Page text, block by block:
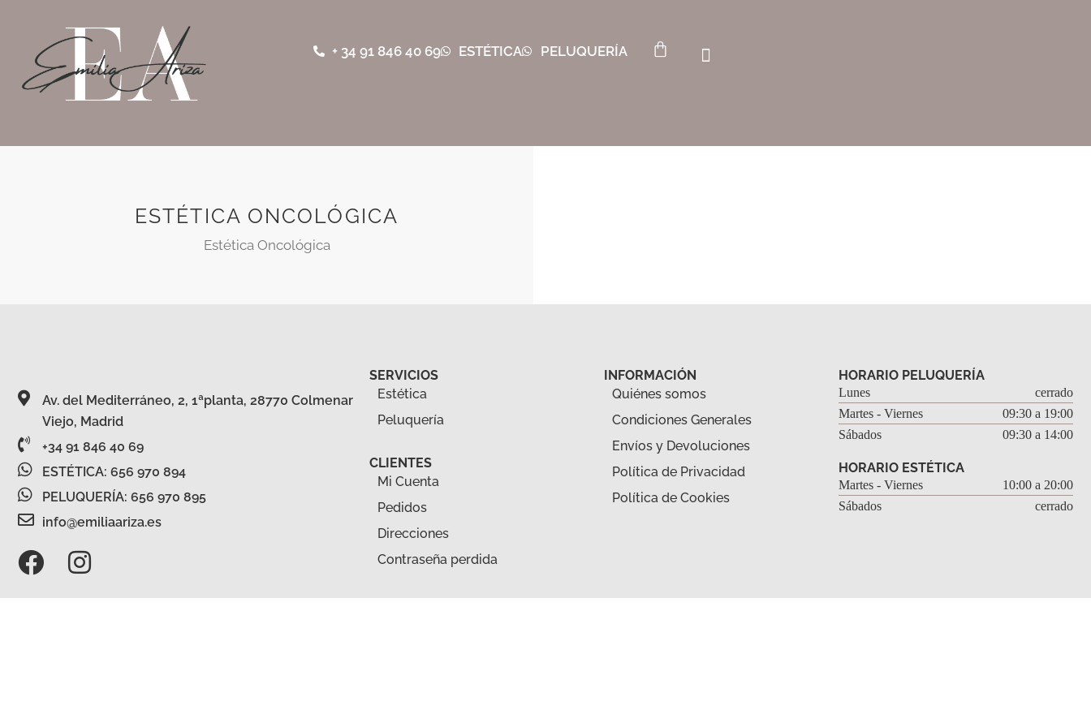
+ 34 91 846 40 69 ESTÉTICA PELUQUERÍA
ESTÉTICA ONCOLÓGICA
Estética Oncológica
Av. del Mediterráneo, 2, 1ªplanta, 28770 Colmenar
Viejo, Madrid
+34 91 846 40 69
ESTÉTICA: 656 970 894
PELUQUERÍA: 656 970 895
info@emiliaariza.es
SERVICIOS
Estética
Peluquería
CLIENTES
Mi Cuenta
Pedidos
Direcciones
Contraseña perdida
INFORMACIÓN
Quiénes somos
Condiciones Generales
Envíos y Devoluciones
Política de Privacidad
Política de Cookies
HORARIO PELUQUERÍA
Lunes
cerrado
Martes - Viernes
09:30 a 19:00
Sábados
09:30 a 14:00
HORARIO ESTÉTICA
Martes - Viernes
10:00 a 20:00
Sábados
cerrado